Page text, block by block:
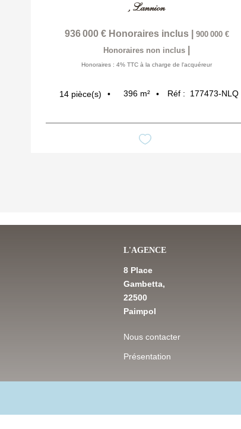
, Lannion
936 000 € Honoraires inclus
900 000 €
Honoraires non inclus
Honoraires : 4% TTC à la charge de l'acquéreur
14 pièce(s) 396 m² Réf : 177473-NLQ
L'AGENCE
8 Place
Gambetta,
22500
Paimpol
Nous contacter
Présentation